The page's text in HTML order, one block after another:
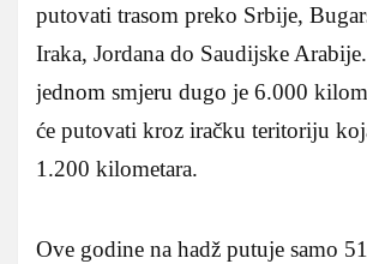
putovati trasom preko Srbije,
Iraka, Jordana do Saudijske
jednom smjeru dugo je 6.000
će putovati kroz iračku teritoriju
1.200 kilometara.
Ove godine na hadž putuje samo